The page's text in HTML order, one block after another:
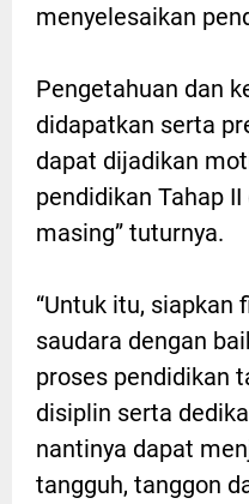
menyelesaikan
Pengetahuan dan
didapatkan serta
dapat dijadikan
pendidikan Tahap
masing” tuturnya.
“Untuk itu, siapkan
saudara dengan
proses pendidikan
disiplin serta
nantinya dapat
tangguh, tanggon